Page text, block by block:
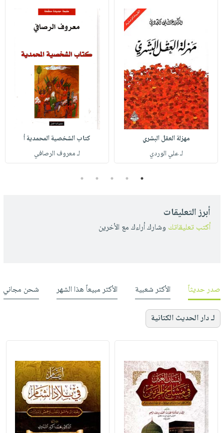
مهزلة العقل البشري
لـ علي الوردي
كتاب الشخصية المحمدية أ
لـ معروف الرصافي
1
2
3
4
5
أبرز التعليقات
أكتب تعليقاتك وشارك أراءك مع الأخرين
صدر حديثاً الأكثر شعبية الأكثر مبيعاً هذا الشهر شحن مجاني
لـ دار الحديث الكتانية